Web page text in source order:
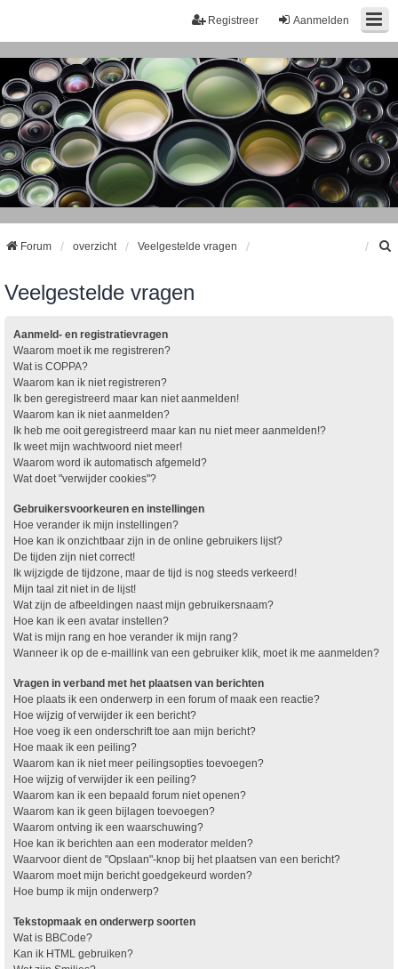
Aanmelden
Registreer
Forum overzicht Veelgestelde vragen
Veelgestelde vragen
Aanmeld- en registratievragen
Waarom moet ik me registreren?
Wat is COPPA?
Waarom kan ik niet registreren?
Ik ben geregistreerd maar kan niet aanmelden!
Waarom kan ik niet aanmelden?
Ik heb me ooit geregistreerd maar kan nu niet meer aanmelden!?
Ik weet mijn wachtwoord niet meer!
Waarom word ik automatisch afgemeld?
Wat doet "verwijder cookies"?
Gebruikersvoorkeuren en instellingen
Hoe verander ik mijn instellingen?
Hoe kan ik onzichtbaar zijn in de online gebruikers lijst?
De tijden zijn niet correct!
Ik wijzigde de tijdzone, maar de tijd is nog steeds verkeerd!
Mijn taal zit niet in de lijst!
Wat zijn de afbeeldingen naast mijn gebruikersnaam?
Hoe kan ik een avatar instellen?
Wat is mijn rang en hoe verander ik mijn rang?
Wanneer ik op de e-maillink van een gebruiker klik, moet ik me aanmelden?
Vragen in verband met het plaatsen van berichten
Hoe plaats ik een onderwerp in een forum of maak een reactie?
Hoe wijzig of verwijder ik een bericht?
Hoe voeg ik een onderschrift toe aan mijn bericht?
Hoe maak ik een peiling?
Waarom kan ik niet meer peilingsopties toevoegen?
Hoe wijzig of verwijder ik een peiling?
Waarom kan ik een bepaald forum niet openen?
Waarom kan ik geen bijlagen toevoegen?
Waarom ontving ik een waarschuwing?
Hoe kan ik berichten aan een moderator melden?
Waarvoor dient de "Opslaan"-knop bij het plaatsen van een bericht?
Waarom moet mijn bericht goedgekeurd worden?
Hoe bump ik mijn onderwerp?
Tekstopmaak en onderwerp soorten
Wat is BBCode?
Kan ik HTML gebruiken?